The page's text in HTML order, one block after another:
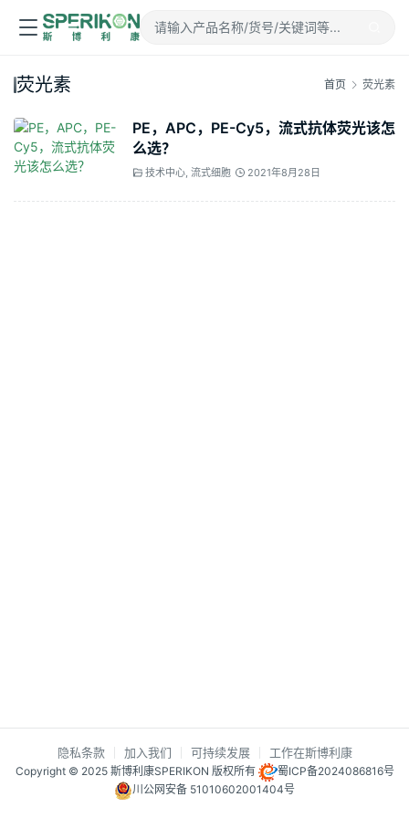
荧光素 首页 荧光素
PE，APC，PE-Cy5，流式抗体荧光该怎
么选？
技术中心, 流式细胞 2021年8月28日
隐私条款 加入我们 可持续发展 工作在斯博利康
Copyright © 2025 斯博利康SPERIKON 版权所有
蜀ICP备2024086816号
川公网安备 51010602001404号